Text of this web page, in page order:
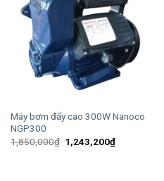
Máy bơm đẩy cao 300W Nanoco
NGP300
1,850,000₫ Giá
gốc
1,243,200₫Giá
hiện